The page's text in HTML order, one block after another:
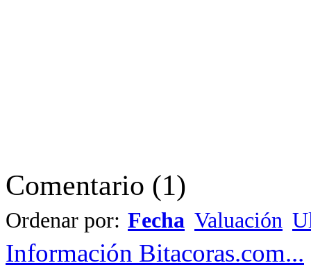
Comentario (1)
Ordenar por: Fecha Valuación
Información Bitacoras.com...